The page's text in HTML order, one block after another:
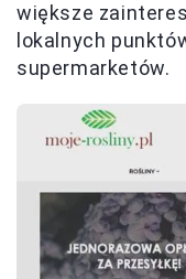
większe
lokalnych
supermarketów.